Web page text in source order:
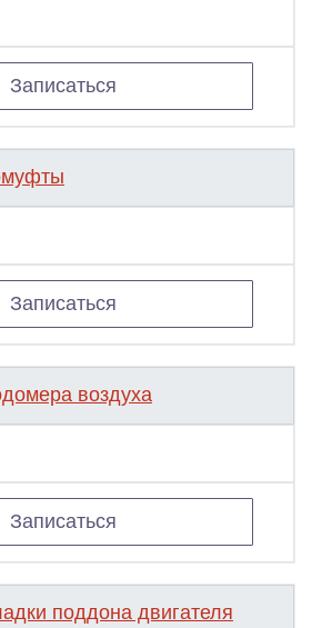
Записаться
Записаться
воздуха
Записаться
поддона двигателя